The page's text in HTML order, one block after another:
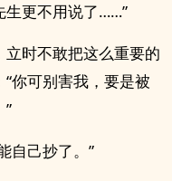
生更不用说了……”
时不敢把这么重要的
你可别害我，要是被
自己抄了。”